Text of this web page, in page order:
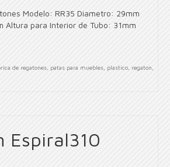
Modelo: RR35 Diametro: 29mm
Altura para Interior de Tubo: 31mm
de regatones patas para muebles plastico regaton
Espiral310